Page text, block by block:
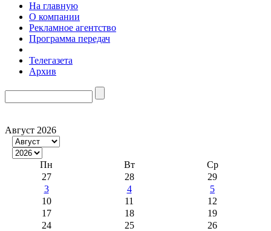
На главную
О компании
Рекламное агентство
Программа передач
Телегазета
Архив
Август 2026
Пн Вт
Ср
27
28
29
3
4
5
10
11
12
17
18
19
24
25
26